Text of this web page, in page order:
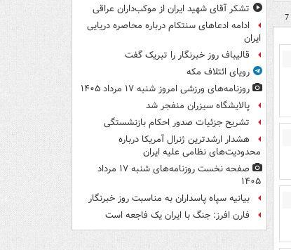
تشکر آقای شهید ایران از موکب‌داران عراقی
ادامه ادعاهای سنتکام درباره محاصره دریایی
ایران
قالیباف روز خبرنگار را تبریک گفت
رویای ائتلاف مکه
روزنامه‌های ورزشی امروز ‌شنبه ۱۷ مرداد ۱۴۰۵
پالایشگاه سیزران منفجر شد
تشریح جزئیات صدور احکام بازنشستگی
هشدار ارشدترین ژنرال آمریکا درباره
محدودیت‌های نظامی علیه ایران
صفحه نخست روزنامه‌های شنبه ۱۷ مرداد
۱۴۰۵
بیانیه سپاه پاسداران به مناسبت روز خبرنگار
فارن افرز: جنگ با ایران یک فاجعه است